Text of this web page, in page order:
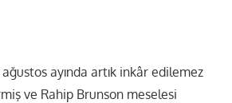
ağustos ayında artık inkâr edilemez
ve Rahip Brunson meselesi